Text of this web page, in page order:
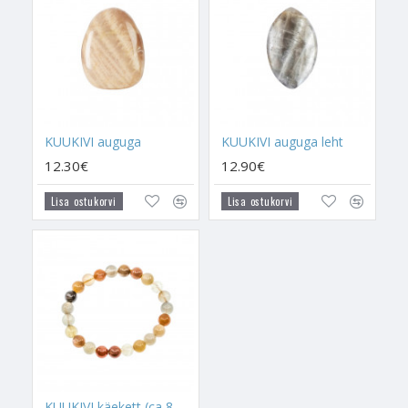
Kuukivi kanda stressi leevendamise eesmärgil, siis on Valge
Kuukivi ideaalne valik.
Kuukivi on otseselt seotud Täiskuu väega. See aitab
vähendada magnettormidest tekkivat unetust ja ärevust. Hoia
nendele, kellel on unehäired või unetus. See kristall aitab
blokeerida Täiskuu negatiivset energiat.
KUUKIVI kandmine Südametšakra jaKurgutšakra
kohal
aitab selle kandjale tuua järgmist:
aidates vabaneda kahjulikust energiast, mis ei lase sul
armastust tunda, mis blokeerib armastusekanali sinu hinges ja
mis ei lase sul armastuseni jõuda. Kuukivi puhastab eeterkeha
ja annab sellele uut energiat - armastavat energiat.
KUUKIVI auguga
12.30€
Lisa ostukorvi
KUUKIVI auguga leht
12.90€
Lisa ostukorvi